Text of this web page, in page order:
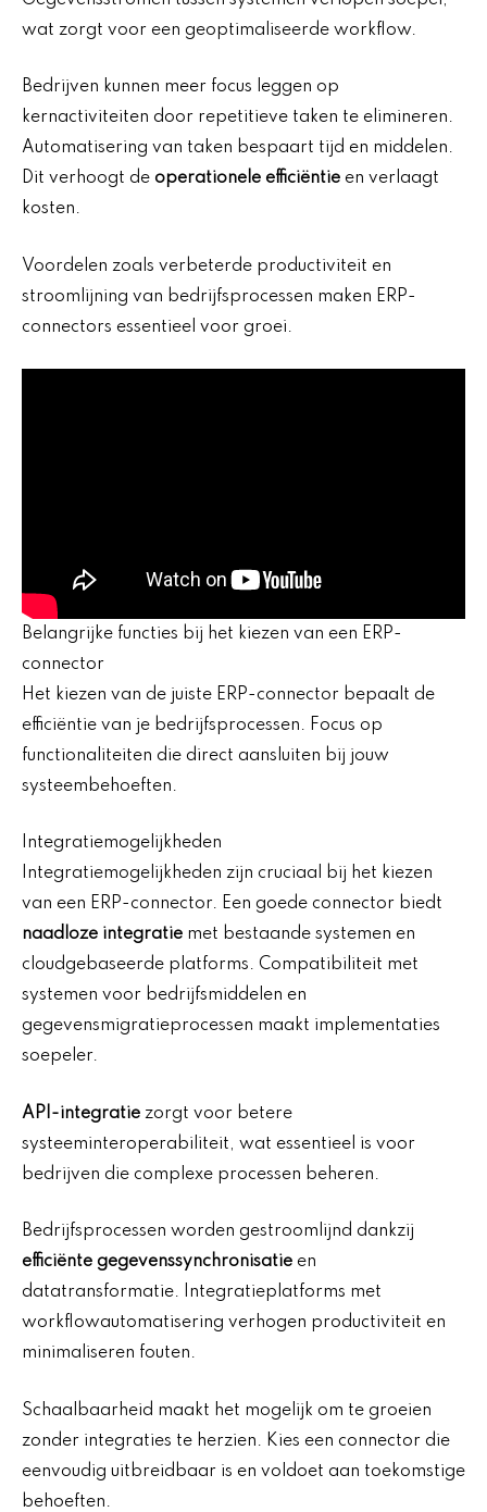
wat zorgt voor een geoptimaliseerde workflow.
Bedrijven kunnen meer focus leggen op
kernactiviteiten door repetitieve taken te elimineren.
Automatisering van taken bespaart tijd en middelen.
Dit verhoogt de operationele efficiëntie en verlaagt
kosten.
Voordelen zoals verbeterde productiviteit en
stroomlijning van bedrijfsprocessen maken ERP-
connectors essentieel voor groei.
Belangrijke functies bij het kiezen van een ERP-
connector
Het kiezen van de juiste ERP-connector bepaalt de
efficiëntie van je bedrijfsprocessen. Focus op
functionaliteiten die direct aansluiten bij jouw
systeembehoeften.
Integratiemogelijkheden
Integratiemogelijkheden zijn cruciaal bij het kiezen
van een ERP-connector. Een goede connector biedt
naadloze integratie met bestaande systemen en
cloudgebaseerde platforms. Compatibiliteit met
systemen voor bedrijfsmiddelen en
gegevensmigratieprocessen maakt implementaties
soepeler.
API-integratie zorgt voor betere
systeeminteroperabiliteit, wat essentieel is voor
bedrijven die complexe processen beheren.
Bedrijfsprocessen worden gestroomlijnd dankzij
efficiënte gegevenssynchronisatie en
datatransformatie. Integratieplatforms met
workflowautomatisering verhogen productiviteit en
minimaliseren fouten.
Schaalbaarheid maakt het mogelijk om te groeien
zonder integraties te herzien. Kies een connector die
eenvoudig uitbreidbaar is en voldoet aan toekomstige
behoeften.